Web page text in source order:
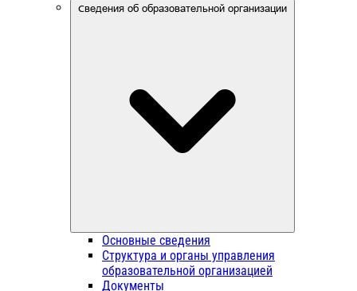
Сведения об образовательной организации
Основные сведения
Структура и органы управления
образовательной организацией
Документы